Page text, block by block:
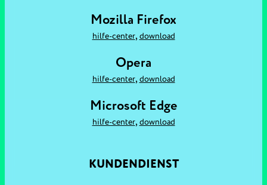
Mozilla Firefox
hilfe-center, download
Opera
hilfe-center, download
Microsoft Edge
hilfe-center, download
KUNDENDIENST